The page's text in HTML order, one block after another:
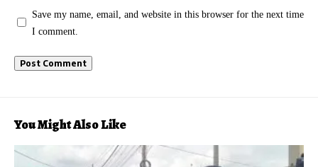
Save my name, email, and website in this browser for the next time
I comment.
You Might Also Like